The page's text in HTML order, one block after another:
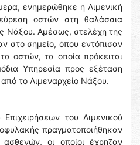
ενημερώθηκε η Λιμενική
οστών στη θαλάσσια
Νάξου. Αμέσως, στελέχη της
στο σημείο, όπου εντόπισαν
οστών, τα οποία πρόκειται
Υπηρεσία προς εξέταση
από το Λιμεναρχείο Νάξου.
του Λιμενικού
πραγματοποιήθηκαν
οι οποίοι έχρηζαν